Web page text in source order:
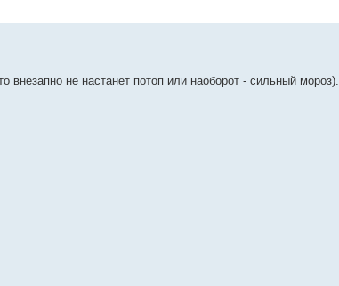
внезапно не настанет потоп или наоборот - сильный мороз).